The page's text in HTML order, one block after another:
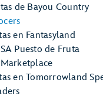
de Bayou Country
en Fantasyland
Puesto de Fruta
en Tomorrowland